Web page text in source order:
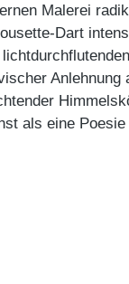
Malerei
Dart
als eine